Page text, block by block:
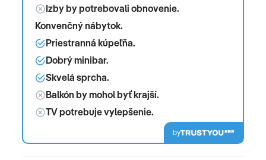
Izby by potrebovali obnovenie.
Konvenčný nábytok.
Priestranná kúpeľňa.
Dobrý minibar.
Skvelá sprcha.
Balkón by mohol byť krajší.
TV potrebuje vylepšenie.
by